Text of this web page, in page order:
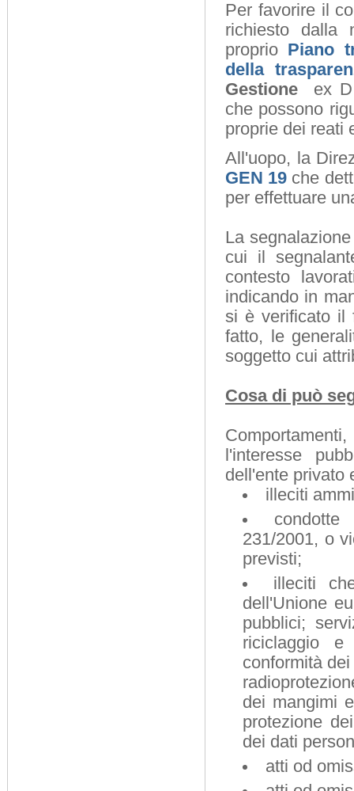
Per favorire il
richiesto dalla
proprio Piano
della
Gestione ex
che possono
proprie dei reati
All'uopo, la
GEN 19 che
per effettuare
La
cui il
contesto
indicando in
si è verificato il
fatto, le
soggetto cui
Cosa di può
l'interesse
dell'ente privato
illeciti
231/2001, o
previsti;
illeciti
dell'Unione
pubblici;
riciclaggio
conformità
dei mangimi
protezione
dei dati
atti od